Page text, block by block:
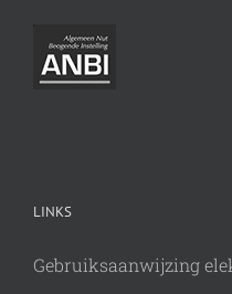
LINKS
Gebruiksaanwijzing